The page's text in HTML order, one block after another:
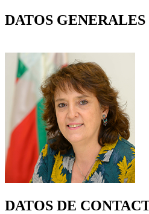
DATOS GENERALES
DATOS DE